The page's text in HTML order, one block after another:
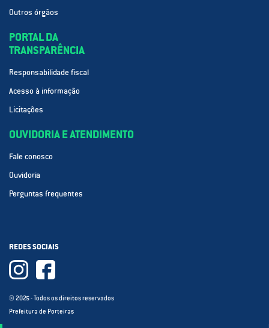
Outros órgãos
PORTAL DA
TRANSPARÊNCIA
Responsabilidade fiscal
Acesso à informação
Licitações
OUVIDORIA E ATENDIMENTO
Fale conosco
Ouvidoria
Perguntas frequentes
REDES SOCIAIS
© 2025 - Todos os direitos reservados
Prefeitura de Porteiras